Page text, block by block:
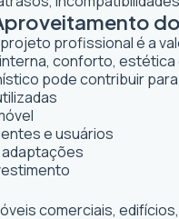
profissional é a
conforto, estética
pode contribuir
e usuários
comerciais,